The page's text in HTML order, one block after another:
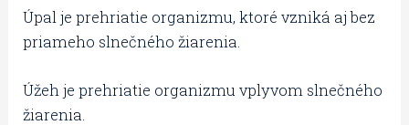
Úpal je prehriatie organizmu, ktoré vzniká aj bez
priameho slnečného žiarenia.
Úžeh je prehriatie organizmu vplyvom slnečného
žiarenia.